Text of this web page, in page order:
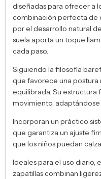
diseñadas para ofrecer a
combinación perfecta de
por el desarrollo natural
suela aporta un toque
cada paso.
Siguiendo la filosofía
que favorece una postura
equilibrada. Su
movimiento,
Incorporan un práctico
que garantiza un ajuste
que los niños puedan
Ideales para el uso diario,
zapatillas combinan